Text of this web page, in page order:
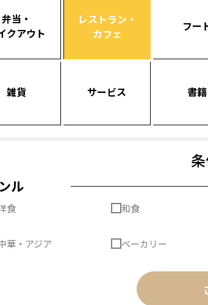
弁当・
クアウト
レストラン・
カフェ
フー
雑貨 サービス 書籍
ル
食 和食
華・アジア ベーカリー